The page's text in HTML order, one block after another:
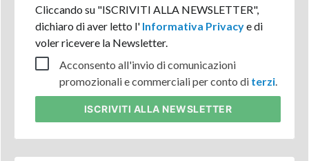
Cliccando su "ISCRIVITI ALLA NEWSLETTER",
dichiaro di aver letto l'Informativa Privacye di
voler ricevere la Newsletter.
Acconsento all'invio di comunicazioni
promozionali e commerciali per conto di terzi.
ISCRIVITI ALLA NEWSLETTER